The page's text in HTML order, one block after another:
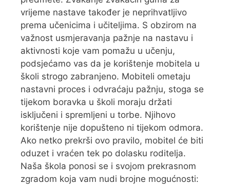
vrijeme nastave također je neprihvatljivo
prema učenicima i učiteljima. S obzirom na
važnost usmjeravanja pažnje na nastavu i
aktivnosti koje vam pomažu u učenju,
podsjećamo vas da je korištenje mobitela u
školi strogo zabranjeno. Mobiteli ometaju
nastavni proces i odvraćaju pažnju, stoga se
tijekom boravka u školi moraju držati
isključeni i spremljeni u torbe. Njihovo
korištenje nije dopušteno ni tijekom odmora.
Ako netko prekrši ovo pravilo, mobitel će biti
oduzet i vraćen tek po dolasku roditelja.
Naša škola ponosi se i svojom prekrasnom
zgradom koja vam nudi brojne mogućnosti: